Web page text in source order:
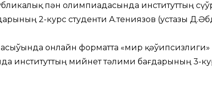
пән олимпиадасында институттың
2-курс студенти А.Өтениязов (устазы
онлайн форматта «Өмир
институттың мийнет тәлими бағдарының 3-